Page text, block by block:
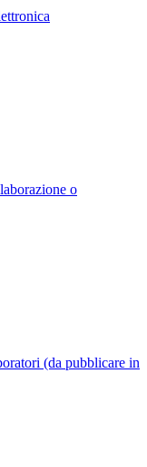
o
(da pubblicare in